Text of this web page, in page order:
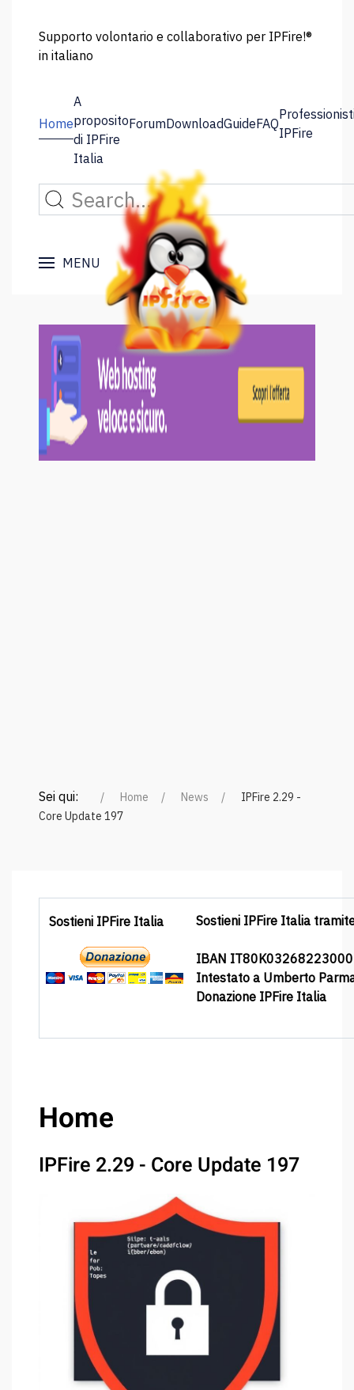
Supporto volontario e collaborativo per IPFire!®
in italiano
Home
A
proposito
di IPFire
Italia
ForumDownloadGuideFAQ
IPFire
MENU
Sei qui: Home News
IPFire 2.29 -
Core Update 197
Sostieni IPFire Italia Sostieni IPFire Italia
IBAN
Intestato a Umberto
Donazione IPFire Italia
Home
IPFire 2.29 - Core Update 197